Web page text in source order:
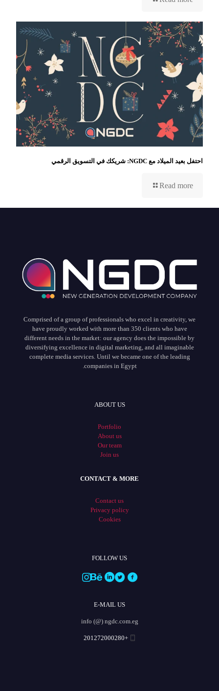
احتفل بعيد الميلاد مع NGDC: شريكك في التسويق الرقمي
Read more
Comprised of a group of professionals who excel in creativity, we
have proudly worked with more than 350 clients who have
different needs in the market: our agency does the impossible by
diversifying excellence in digital marketing, and all imaginable
complete media services. Until we became one of the leading
companies in Egypt.
ABOUT US
Portfolio
About us
Our team
Join us
CONTACT & MORE
Contact us
Privacy policy
Cookies
FOLLOW US
E-MAIL US
info (@) ngdc.com.eg
+201272000280